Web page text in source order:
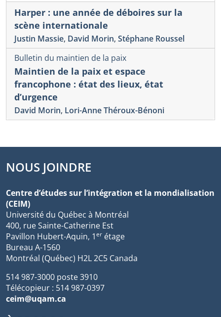
Harper : une année de déboires sur la
scène internationale
Justin Massie, David Morin, Stéphane Roussel
Bulletin du maintien de la paix
Maintien de la paix et espace
francophone : état des lieux, état
d’urgence
David Morin, Lori-Anne Théroux-Bénoni
NOUS JOINDRE
Centre d’études sur l’intégration et la mondialisation
(CEIM)
Université du Québec à Montréal
400, rue Sainte-Catherine Est
Pavillon Hubert-Aquin, 1er étage
Bureau A-1560
Montréal (Québec) H2L 2C5 Canada
514 987-3000 poste 3910
Télécopieur : 514 987-0397
ceim@uqam.ca